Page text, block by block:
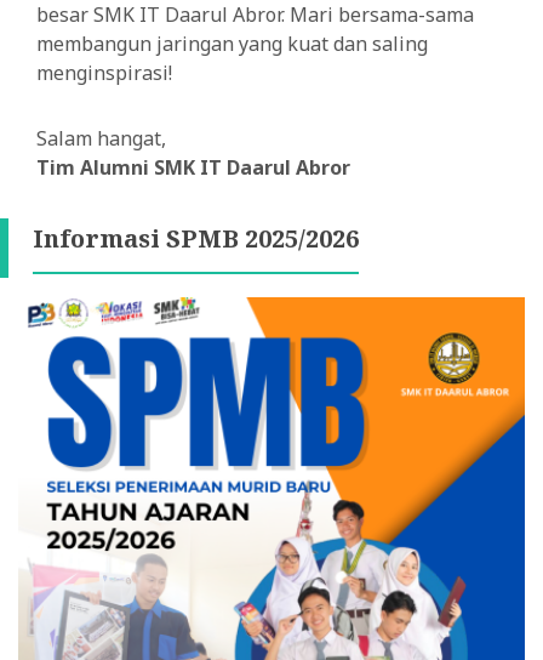
besar SMK IT Daarul Abror. Mari bersama-sama
membangun jaringan yang kuat dan saling
menginspirasi!
Salam hangat,
Tim Alumni SMK IT Daarul Abror
Informasi SPMB 2025/2026